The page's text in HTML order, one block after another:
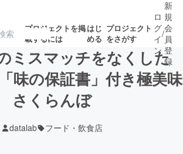
プロジェクトを掲
載するには
はじ
める
プロジェクト
をさがす
注目の新着プロ
ジェクト
募集終了が近いプ
ロ
グ
イ
ン
/
新
規
会
員
登
録
ミスマッチをなくした
味の保証書」付き極美味
さくらんぼ
datalab フード・飲食店